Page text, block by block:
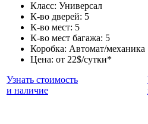
Класс: Универсал
К-во дверей: 5
К-во мест: 5
К-во мест багажа: 5
Коробка: Автомат/механика
Цена: от 22$/сутки*
Узнать стоимость
и наличие